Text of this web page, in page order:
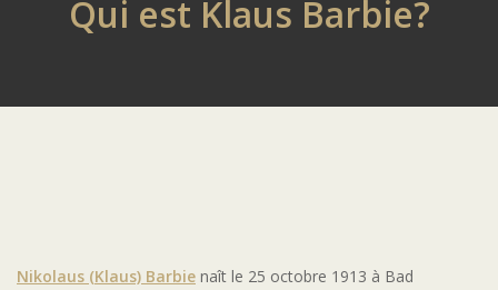
Qui est Klaus Barbie?
Nikolaus (Klaus) Barbie naît le 25 octobre 1913 à Bad